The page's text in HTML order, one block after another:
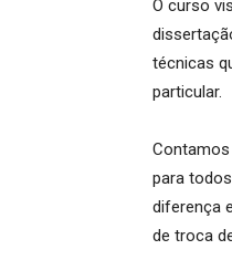
O curso
técnicas
particular.
para
diferença
de troca